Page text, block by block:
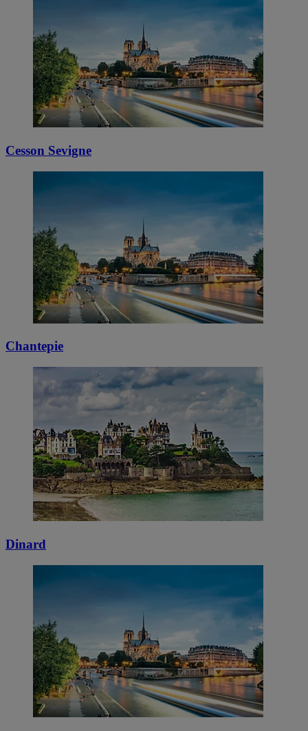
Cesson Sevigne
Chantepie
Dinard